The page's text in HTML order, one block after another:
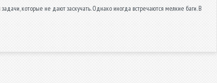
которые не дают заскучать. Однако иногда встречаются мелкие баги. В